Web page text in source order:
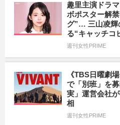
趣里主演ドラ
ボポスター解
グ”… 三山凌輝
る“キャッチコ
週刊女性PRIME
《TBS日曜劇
で「別班」を
実」運営会社
相
週刊女性PRIME